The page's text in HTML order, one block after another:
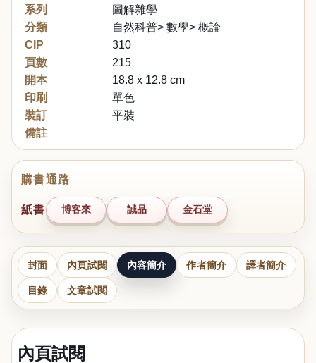
系列
圖解雜學
分類
自然科普> 數學> 概論
CIP
310
頁數
215
開本
18.8 x 12.8 cm
印刷
單色
裝訂
平裝
備註
購書通路
紙書 博客來 誠品 金石堂
封面 內頁試閱 內容簡介 作者簡介 譯者簡介
目錄 文章試閱
內頁試閱